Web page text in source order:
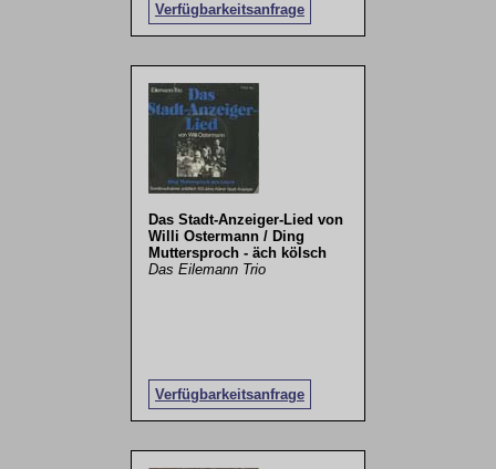
Verfügbarkeitsanfrage
Das Stadt-Anzeiger-Lied von
Willi Ostermann / Ding
Muttersproch - äch kölsch
Das Eilemann Trio
Verfügbarkeitsanfrage